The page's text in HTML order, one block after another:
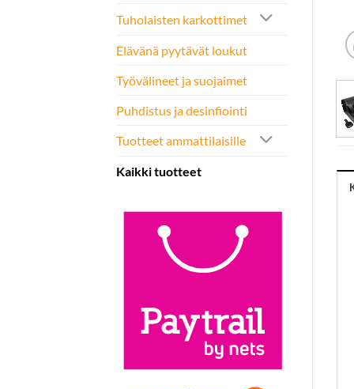
Tuholaisten karkottimet
Elävänä pyytävät loukut
Työvälineet ja suojaimet
Puhdistus ja desinfiointi
Tuotteet ammattilaisille
Kaikki tuotteet